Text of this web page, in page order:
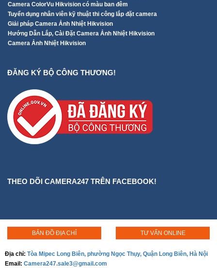
Camera ColorVu Hikvision có màu ban đêm
Tuyển dụng nhân viên kỹ thuật thi công lắp đặt camera
Giải pháp Camera Ảnh Nhiệt Hikvision
Hướng Dẫn Lắp, Cài Đặt Camera Ảnh Nhiệt Hikvision
Camera Ảnh Nhiệt Hikvision
ĐĂNG KÝ BỘ CÔNG THƯƠNG!
THEO DÕI CAMERA247 TRÊN FACEBOOK!
BẢN ĐỒ ĐỊA CHỈ TƯ VẤN ONLINE
Địa chỉ: Tòa Mipec Long Biên, phường Ngọc Thụy, Quận Long Biên, Hà Nội
Email: Camera247.sale3@gmail.com